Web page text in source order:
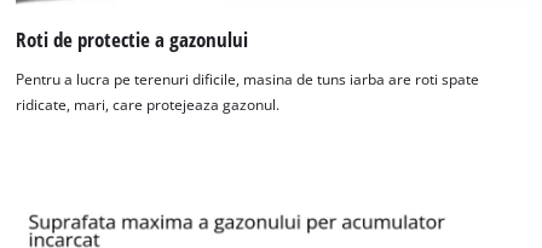
Roti de protectie a gazonului
Pentru a lucra pe terenuri dificile, masina de tuns iarba are roti spate
ridicate, mari, care protejeaza gazonul.